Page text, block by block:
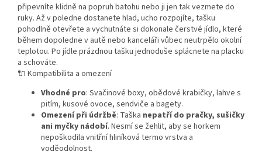
připevníte klidně na popruh batohu nebo ji jen tak vezmete do
ruky. Až v poledne dostanete hlad, ucho rozpojíte, tašku
pohodlně otevřete a vychutnáte si dokonale čerstvé jídlo, které
během dopoledne v autě nebo kanceláři vůbec neutrpělo okolní
teplotou. Po jídle prázdnou tašku jednoduše splácnete na placku
a schováte.
🔌 Kompatibilita a omezení
Vhodné pro: Svačinové boxy, obědové krabičky, lahve s
pitím, kusové ovoce, sendviče a bagety.
Omezení při údržbě: Taška nepatří do pračky, sušičky
ani myčky nádobí. Nesmí se žehlit, aby se horkem
nepoškodila vnitřní hliníková termo vrstva a
voděodolnost.